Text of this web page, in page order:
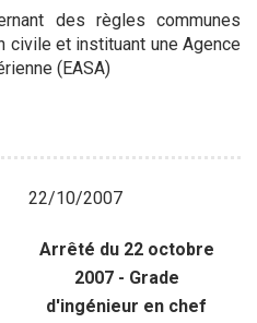
des règles communes
civile et instituant une Agence
(EASA)
22/10/2007
Arrêté du 22 octobre
2007 - Grade
d'ingénieur en chef